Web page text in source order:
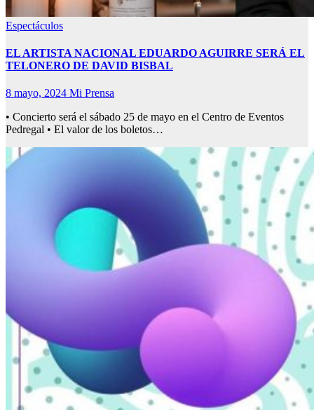
Espectáculos
EL ARTISTA NACIONAL EDUARDO AGUIRRE SERÁ EL
TELONERO DE DAVID BISBAL
8 mayo, 2024 Mi Prensa
• Concierto será el sábado 25 de mayo en el Centro de Eventos
Pedregal • El valor de los boletos…